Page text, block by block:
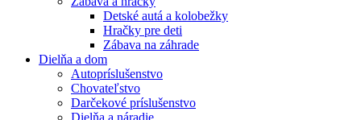
Detské autá a kolobežky
Hračky pre deti
Zábava na záhrade
Dielňa a dom
Autopríslušenstvo
Chovateľstvo
Darčekové príslušenstvo
Dielňa a náradie